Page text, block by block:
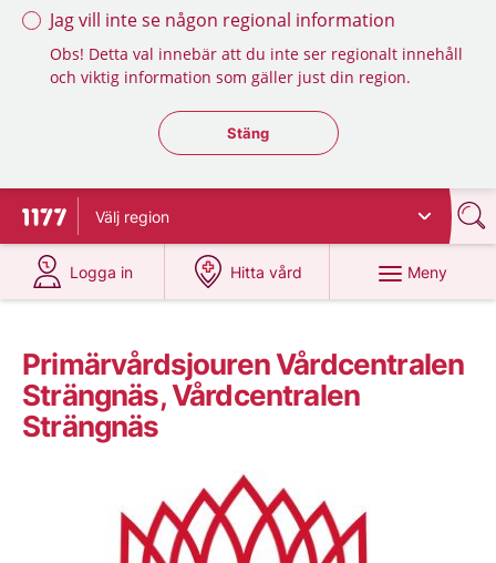
Jag vill inte se någon regional information
Obs! Detta val innebär att du inte ser regionalt innehåll
och viktig information som gäller just din region.
Stäng regionsväljaren
Stäng
Till startsidan för 1177
Välj region
Logga in
på 1177.se
Hitta vård
på 1177.se
Meny
Primärvårdsjouren Vårdcentralen
Strängnäs, Vårdcentralen
Strängnäs